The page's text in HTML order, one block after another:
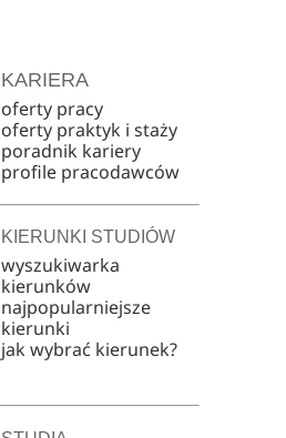
KARIERA
oferty pracy
oferty praktyk i staży
poradnik kariery
profile pracodawców
KIERUNKI STUDIÓW
wyszukiwarka
kierunków
najpopularniejsze
kierunki
jak wybrać kierunek?